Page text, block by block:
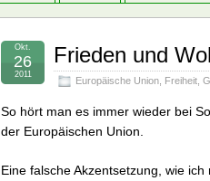
Frieden und
Europäische Union Freiheit
Okt.
26
2011
So hört man es immer wieder bei
der Europäischen Union.
Eine falsche Akzentsetzung, wie